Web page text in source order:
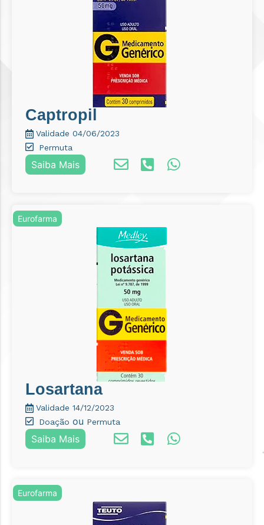
Captropil
Validade 04/06/2023
Permuta
Saiba Mais
Eurofarma
Losartana
Validade 14/12/2023
Doação ou Permuta
Saiba Mais
Eurofarma